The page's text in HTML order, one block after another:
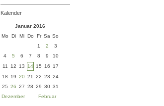
Kalender
Januar 2016
Mo
Di Mi Do Fr Sa So
1
2
3
4
5 6 7 8 9
10
11
12 13 14 15 16
17
18
19 20 21 22 23 24
25 26 27 28 29 30 31
Dezember
Februar